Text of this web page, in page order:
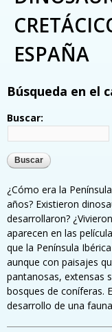
ESPAÑA
Búsqueda en el
Buscar:
¿Cómo era la
años? Existieron
desarrollaron?
aparecen en las
que la Península
aunque con paisajes
pantanosas, extensas
bosques de coníferas.
desarrollo de una